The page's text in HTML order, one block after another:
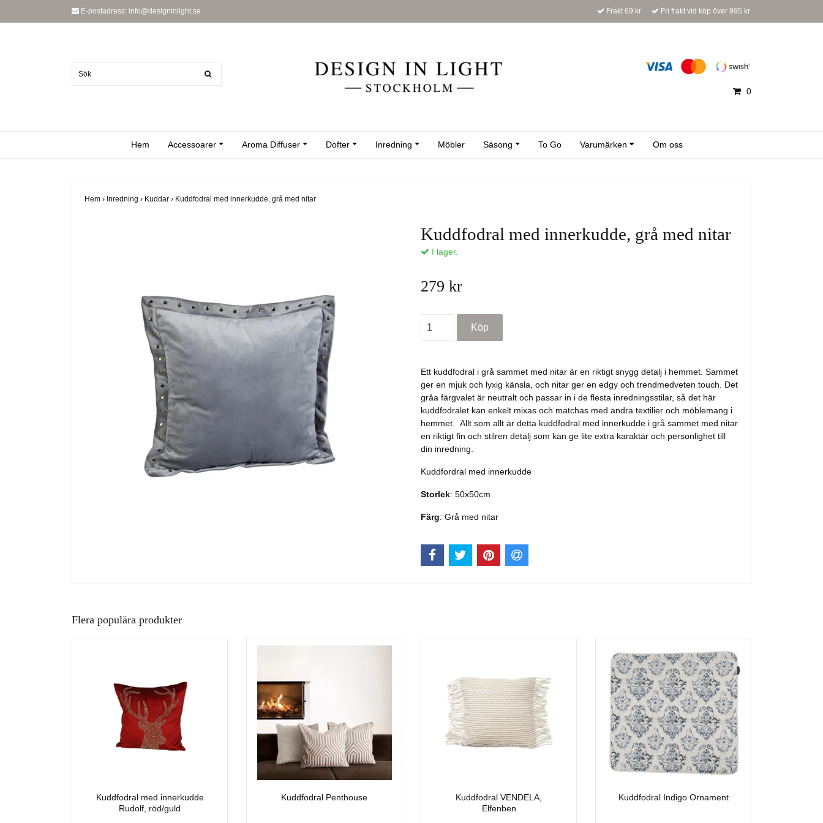
E-postadress: info@designinlight.se Frakt 69 kr Fri frakt vid köp över 995 kr
0
Hem Accessoarer Aroma Diffuser Dofter Inredning Möbler Säsong To Go Varumärken Om oss
Hem › Inredning › Kuddar › Kuddfodral med innerkudde, grå med nitar
Kuddfodral med innerkudde, grå med nitar
I lager.
279 kr
Ett kuddfodral i grå sammet med nitar är en riktigt snygg detalj i hemmet. Sammet
ger en mjuk och lyxig känsla, och nitar ger en edgy och trendmedveten touch. Det
gråa färgvalet är neutralt och passar in i de flesta inredningsstilar, så det här
kuddfodralet kan enkelt mixas och matchas med andra textilier och möblemang i
hemmet. Allt som allt är detta kuddfodral med innerkudde i grå sammet med nitar
en riktigt fin och stilren detalj som kan ge lite extra karaktär och personlighet till
din inredning.
Kuddfordral med innerkudde
Storlek: 50x50cm
Färg: Grå med nitar
Flera populära produkter
Kuddfodral med innerkudde
Rudolf, röd/guld
Kuddfodral Penthouse
Kuddfodral VENDELA,
Elfenben
Kuddfodral Indigo Ornament